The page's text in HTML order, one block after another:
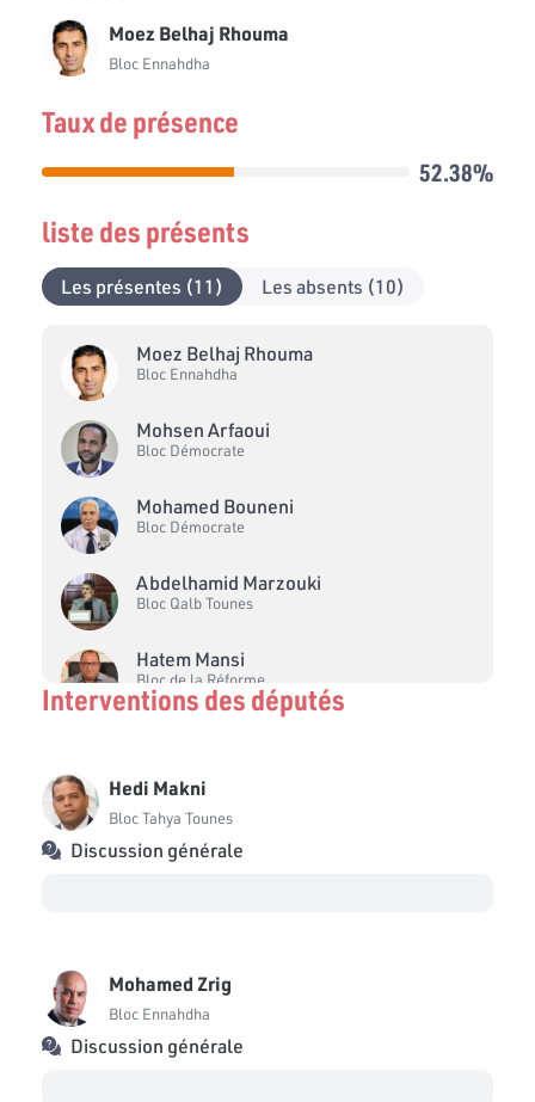
Interventions des députés
Hedi Makni
Bloc Tahya Tounes
Discussion générale
Mohamed Zrig
Bloc Ennahdha
Discussion générale
Moez Belhaj Rhouma
Bloc Ennahdha
Taux de présence
52.38%
liste des présents
Les présentes (11) Les absents (10)
Moez Belhaj Rhouma
Bloc Ennahdha
Mohsen Arfaoui
Bloc Démocrate
Mohamed Bouneni
Bloc Démocrate
Abdelhamid Marzouki
Bloc Qalb Tounes
Hatem Mansi
Bloc de la Réforme
Halima Hammami
Bloc Coalition Al Karama
Bloc Ennahdha
Salma Maalej
Bloc Démocrate